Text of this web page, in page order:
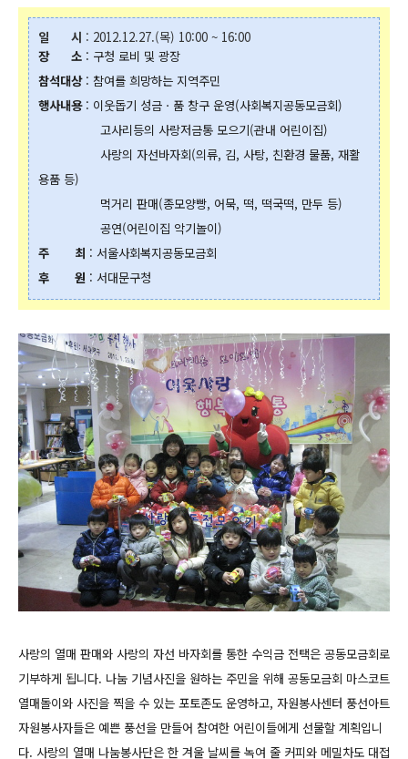
일 시 : 2012.12.27.(목) 10:00 ~ 16:00
장 소 : 구청 로비 및 광장
참석대상: 참여를 희망하는 지역주민
행사내용: 이웃돕기 성금ㆍ품 창구 운영(사회복지공동모금회)
고사리등의 사랑저금통 모으기(관내 어린이집)
사랑의 자선바자회(의류, 김, 사탕, 친환경 물품, 재활
용품 등)
먹거리 판매(종모양빵, 어묵, 떡, 떡국떡, 만두 등)
공연(어린이집 악기놀이)
주 최 : 서울사회복지공동모금회
후 원 : 서대문구청
사랑의 열매 판매와 사랑의 자선 바자회를 통한 수익금 전택은 공동모금회로
기부하게 됩니다. 나눔 기념사진을 원하는 주민을 위해 공동모금회 마스코트
열매돌이와 사진을 찍을 수 있는 포토존도 운영하고, 자원봉사센터 풍선아트
자원봉사자들은 예쁜 풍선을 만들어 참여한 어린이들에게 선물할 계획입니
다. 사랑의 열매 나눔봉사단은 한 겨울 날씨를 녹여 줄 커피와 메밀차도 대접